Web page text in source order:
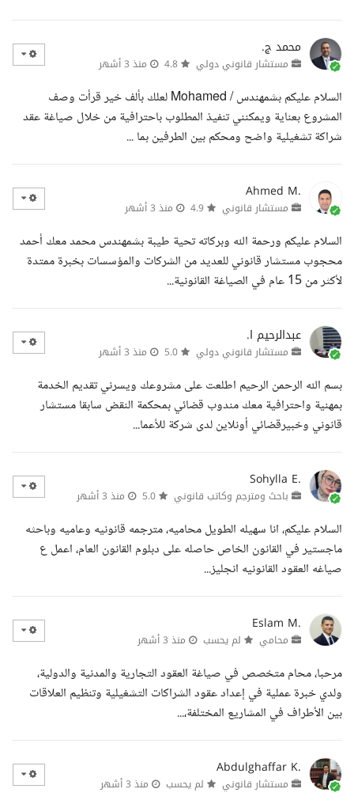
محمد ج.
مستشار قانوني دولي منذ 3 أشهر
السلام عليكم بشمهندس / Mohamed لعلك بألف خير قرأت وصف
المشروع بعناية ويمكنني تنفيذ المطلوب باحترافية من خلال صياغة عقد
شراكة تشغيلية واضح ومحكم بين الطرفين بما ...
Ahmed M.
مستشار قانوني منذ 3 أشهر
السلام عليكم ورحمة الله وبركاته تحية طيبة بشمهندس محمد معك أحمد
محجوب مستشار قانوني للعديد من الشركات والمؤسسات بخبرة ممتدة
لأكثر من 15 عام في الصياغة القانونية...
عبدالرحيم ا.
مستشار قانوني دولي منذ 3 أشهر
بسم الله الرحمن الرحيم اطلعت على مشروعك ويسرني تقديم الخدمة
بمهنية واحترافية معك مندوب قضائي بمحكمة النقض سابقا مستشار
قانوني وخبيرقضائي أونلاين لدى شركة للأعما...
Sohylla E.
باحث ومترجم وكاتب قانوني منذ 3 أشهر
السلام عليكم، انا سهيله الطويل محاميه، مترجمه قانونيه وعاميه وباحثه
ماجستير في القانون الخاص حاصله على دبلوم القانون العام، اعمل ع
صياغه العقود القانونيه انجليز...
Eslam M.
محامي لم يحسب منذ 3 أشهر
مرحبا، محام متخصص في صياغة العقود التجارية والمدنية والدولية،
ولدي خبرة عملية في إعداد عقود الشراكات التشغيلية وتنظيم العلاقات
بين الأطراف في المشاريع المختلفة،...
Abdulghaffar K.
مستشار قانوني لم يحسب منذ 3 أشهر